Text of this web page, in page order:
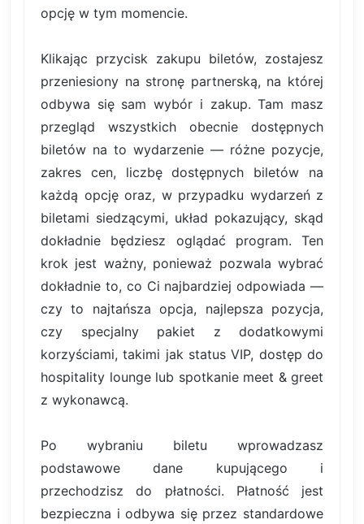
opcję w tym momencie.
Klikając przycisk zakupu biletów, zostajesz
przeniesiony na stronę partnerską, na której
odbywa się sam wybór i zakup. Tam masz
przegląd wszystkich obecnie dostępnych
biletów na to wydarzenie — różne pozycje,
zakres cen, liczbę dostępnych biletów na
każdą opcję oraz, w przypadku wydarzeń z
biletami siedzącymi, układ pokazujący, skąd
dokładnie będziesz oglądać program. Ten
krok jest ważny, ponieważ pozwala wybrać
dokładnie to, co Ci najbardziej odpowiada —
czy to najtańsza opcja, najlepsza pozycja,
czy specjalny pakiet z dodatkowymi
korzyściami, takimi jak status VIP, dostęp do
hospitality lounge lub spotkanie meet & greet
z wykonawcą.
Po wybraniu biletu wprowadzasz
podstawowe dane kupującego i
przechodzisz do płatności. Płatność jest
bezpieczna i odbywa się przez standardowe